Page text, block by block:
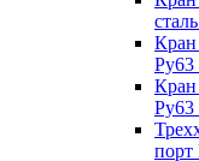
порт